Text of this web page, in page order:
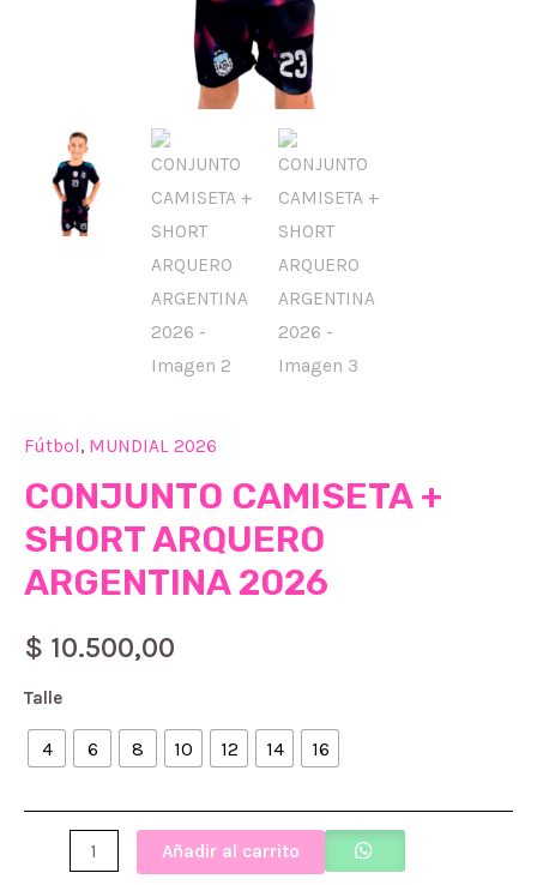
Fútbol , MUNDIAL 2026
CONJUNTO CAMISETA +
SHORT ARQUERO
ARGENTINA 2026
$ 10.500,00
Talle
4 6 8 10 12 14 16
CONJUNTO
CAMISETA
Añadir al carrito